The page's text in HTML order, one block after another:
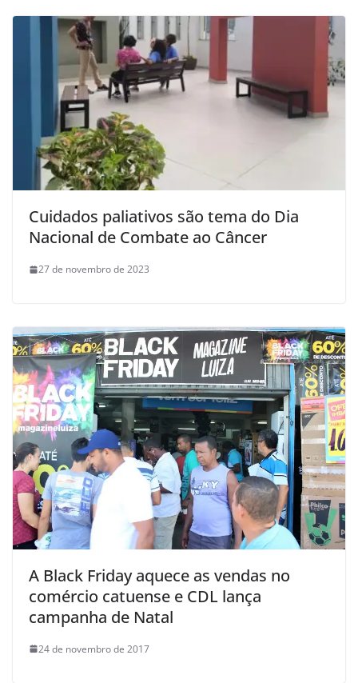
Cuidados paliativos são tema do Dia
Nacional de Combate ao Câncer
27 de novembro de 2023
A Black Friday aquece as vendas no
comércio catuense e CDL lança
campanha de Natal
24 de novembro de 2017